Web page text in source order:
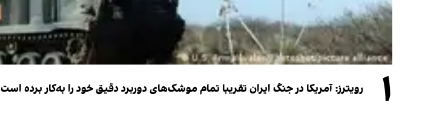
۱ رویترز: آمریکا در جنگ ایران تقریبا تمام موشک‌های دوربرد دقیق خود را به‌کار برده است